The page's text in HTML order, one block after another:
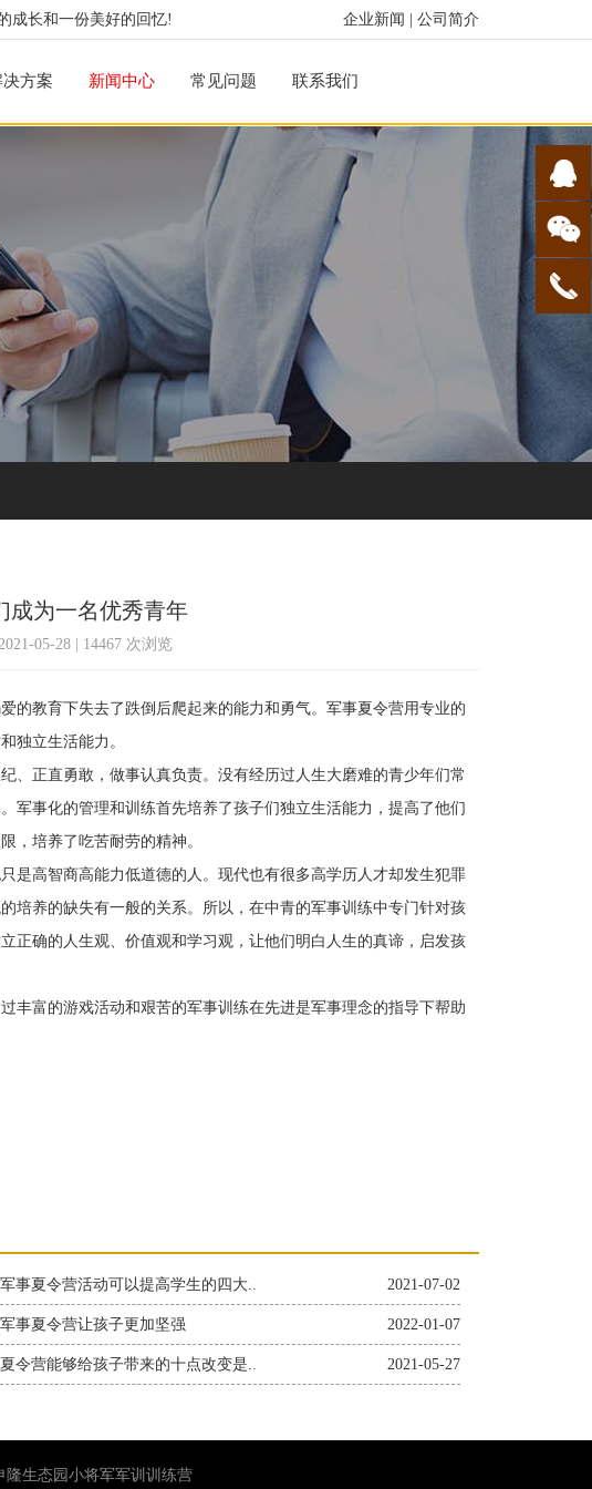
企业新闻 公司简介
成长和一份美好的回忆!
决方案 新闻中心 常见问题 联系我们
成为一名优秀青年
05-28 | 14467 次浏览
教育下失去了跌倒后爬起来的能力和勇气。军事夏令营用专业的
独立生活能力。
正直勇敢，做事认真负责。没有经历过人生大磨难的青少年们常
军事化的管理和训练首先培养了孩子们独立生活能力，提高了他们
，培养了吃苦耐劳的精神。
高智商高能力低道德的人。现代也有很多高学历人才却发生犯罪
培养的缺失有一般的关系。所以，在中青的军事训练中专门针对孩
正确的人生观、价值观和学习观，让他们明白人生的真谛，启发孩
富的游戏活动和艰苦的军事训练在先进是军事理念的指导下帮助
2021-07-02
军事夏令营活动可以提高学生的四大..
2022-01-07
军事夏令营让孩子更加坚强
2021-05-27
夏令营能够给孩子带来的十点改变是..
隆生态园小将军军训训练营